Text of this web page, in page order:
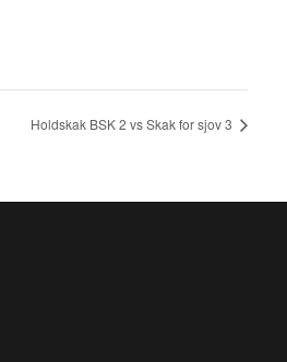
Holdskak BSK 2 vs Skak for sjov 3